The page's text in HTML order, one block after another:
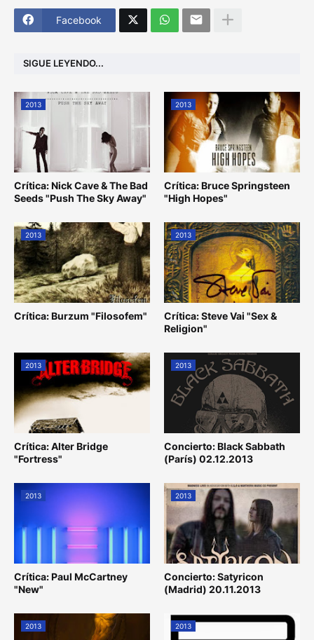
Facebook
SIGUE LEYENDO...
2013
Crítica: Nick Cave & The Bad
Seeds "Push The Sky Away"
2013
Crítica: Bruce Springsteen
"High Hopes"
2013
Crítica: Burzum "Filosofem"
2013
Crítica: Steve Vai "Sex &
Religion"
2013
Crítica: Alter Bridge
"Fortress"
2013
Concierto: Black Sabbath
(París) 02.12.2013
2013
Crítica: Paul McCartney
"New"
2013
Concierto: Satyricon
(Madrid) 20.11.2013
2013 2013